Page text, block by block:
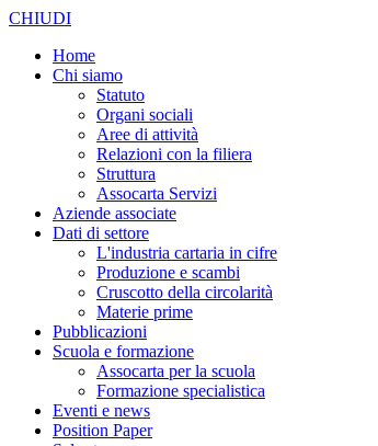
CHIUDI
Home
Chi siamo
Statuto
Organi sociali
Aree di attività
Relazioni con la filiera
Struttura
Assocarta Servizi
Aziende associate
Dati di settore
L'industria cartaria in cifre
Produzione e scambi
Cruscotto della circolarità
Materie prime
Pubblicazioni
Scuola e formazione
Assocarta per la scuola
Formazione specialistica
Eventi e news
Position Paper